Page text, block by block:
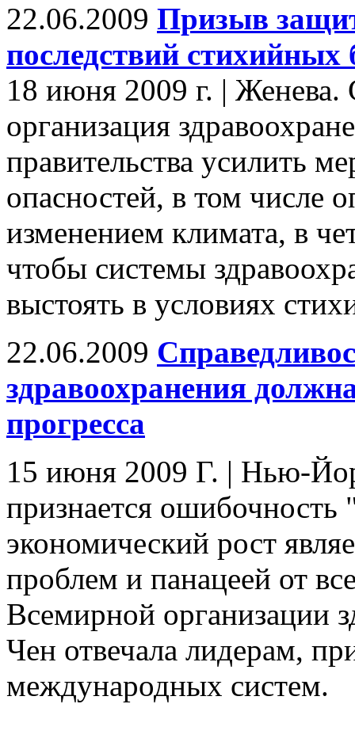
22.06.2009 Призыв
последствий стихийных
18 июня 2009 г. | Женева.
организация
правительства усилить
опасностей, в том числе
изменением климата, в
чтобы системы
выстоять в условиях
22.06.2009
здравоохранения
прогресса
15 июня 2009 Г. | Нью-
признается ошибочность
экономический рост
проблем и панацеей от
Всемирной организации
Чен отвечала лидерам,
международных систем.